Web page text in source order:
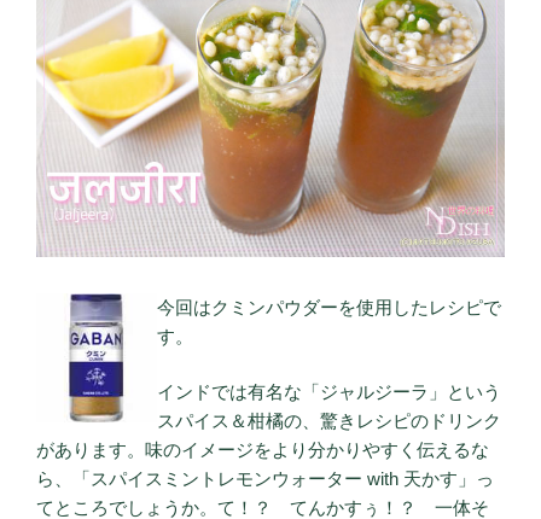
今回はクミンパウダーを使用したレシピで
す。
インドでは有名な「ジャルジーラ」という
スパイス＆柑橘の、驚きレシピのドリンク
があります。味のイメージをより分かりやすく伝えるな
ら、「スパイスミントレモンウォーター with 天かす」っ
てところでしょうか。て！？ てんかすぅ！？ 一体そ